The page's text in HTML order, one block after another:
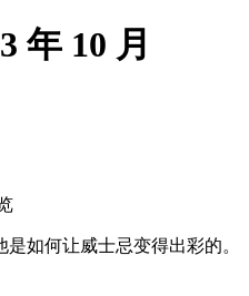
年 10 月
如何让威士忌变得出彩的。